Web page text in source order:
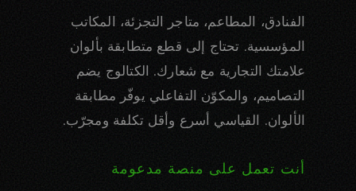
الفنادق، المطاعم، متاجر التجزئة، المكاتب
المؤسسية. تحتاج إلى قطع متطابقة بألوان
علامتك التجارية مع شعارك. الكتالوج يضم
التصاميم، والمكوّن التفاعلي يوفّر مطابقة
الألوان. القياسي أسرع وأقل تكلفة ومجرّب.
أنت تعمل على منصة مدعومة